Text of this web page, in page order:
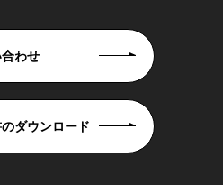
わせ
ダウンロード